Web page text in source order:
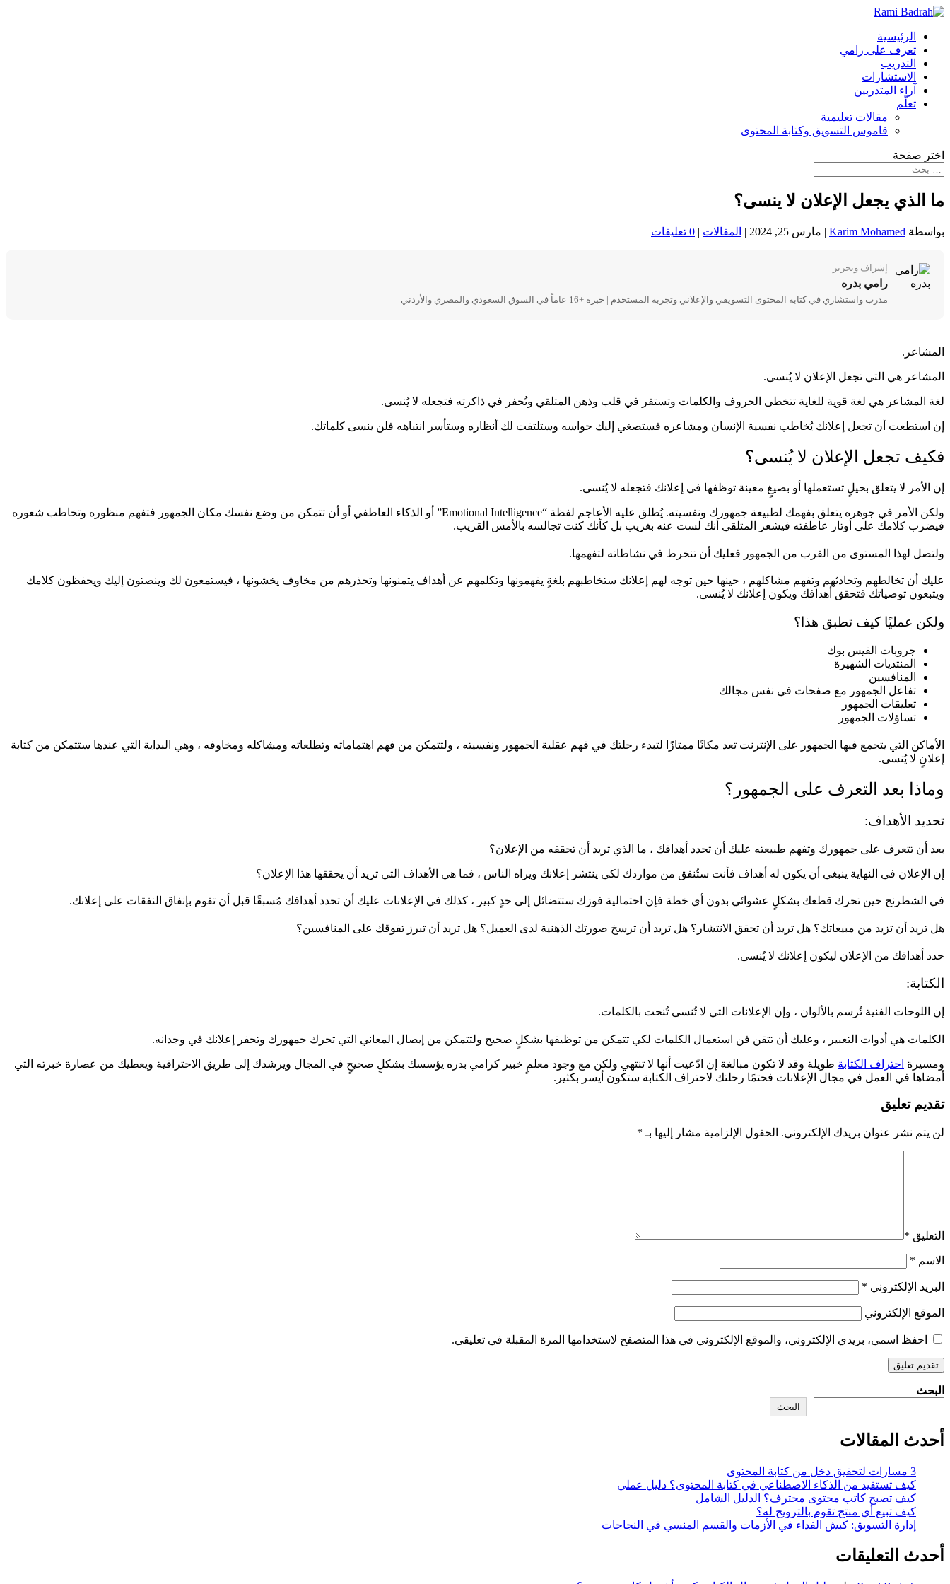
الرئيسية
تعرف على رامي
التدريب
الاستشارات
آراء المتدربين
تعلّم
مقالات تعليمية
قاموس التسويق وكتابة المحتوى
اختر صفحة
ما الذي يجعل الإعلان لا ينسى؟
بواسطة Karim Mohamed
| مارس 25, 2024 | المقالات | 0 تعليقات
إشراف وتحرير
رامي بدره
مدرب واستشاري في كتابة المحتوى التسويقي والإعلاني وتجربة المستخدم | خبرة +16 عاماً في السوق السعودي والمصري والأردني
المشاعر.
المشاعر هي التي تجعل الإعلان لا يُنسى.
لغة المشاعر هي لغة قوية للغاية تتخطى الحروف والكلمات وتستقر في قلب وذهن المتلقي وتُحفر في ذاكرته فتجعله لا يُنسى.
إن استطعت أن تجعل إعلانك يُخاطب نفسية الإنسان ومشاعره فستصغي إليك حواسه وستلتفت لك أنظاره وستأسر انتباهه فلن ينسى كلماتك.
فكيف تجعل الإعلان لا يُنسى؟
إن الأمر لا يتعلق بحيلٍ تستعملها أو بصيغٍ معينة توظفها في إعلانك فتجعله لا يُنسى.
ولكن الأمر في جوهره يتعلق بفهمك لطبيعة جمهورك ونفسيته. يُطلق عليه الأعاجم لفظة “Emotional Intelligence” أو الذكاء العاطفي أو أن تتمكن من وضع نفسك مكان الجمهور فتفهم منظوره وتخاطب شعوره
فيضرب كلامك على أوتار عاطفته فيشعر المتلقي أنك لست عنه بغريب بل كأنك كنت تجالسه بالأمس القريب.
ولتصل لهذا المستوى من القرب من الجمهور فعليك أن تنخرط في نشاطاته لتفهمها.
عليك أن تخالطهم وتحادثهم وتفهم مشاكلهم ، حينها حين توجه لهم إعلانك ستخاطبهم بلغةٍ يفهمونها وتكلمهم عن أهداف يتمنونها وتحذرهم من مخاوف يخشونها ، فيستمعون لك وينصتون إليك ويحفظون كلامك
ويتبعون توصياتك فتحقق أهدافك ويكون إعلانك لا يُنسى.
ولكن عمليًا كيف تطبق هذا؟
جروبات الفيس بوك
المنتديات الشهيرة
المنافسين
تفاعل الجمهور مع صفحات في نفس مجالك
تعليقات الجمهور
تساؤلات الجمهور
الأماكن التي يتجمع فيها الجمهور على الإنترنت تعد مكانًا ممتازًا لتبدء رحلتك في فهم عقلية الجمهور ونفسيته ، ولتتمكن من فهم اهتماماته وتطلعاته ومشاكله ومخاوفه ، وهي البداية التي عندها ستتمكن من كتابة
إعلانٍ لا يُنسى.
وماذا بعد التعرف على الجمهور؟
تحديد الأهداف:
بعد أن تتعرف على جمهورك وتفهم طبيعته عليك أن تحدد أهدافك ، ما الذي تريد أن تحققه من الإعلان؟
إن الإعلان في النهاية ينبغي أن يكون له أهداف فأنت ستُنفق من مواردك لكي ينتشر إعلانك ويراه الناس ، فما هي الأهداف التي تريد أن يحققها هذا الإعلان؟
في الشطرنج حين تحرك قطعك بشكلٍ عشوائي بدون أي خطة فإن احتمالية فوزك ستتضائل إلى حدٍ كبير ، كذلك في الإعلانات عليك أن تحدد أهدافك مُسبقًا قبل أن تقوم بإنفاق النفقات على إعلانك.
هل تريد أن تزيد من مبيعاتك؟ هل تريد أن تحقق الانتشار؟ هل تريد أن ترسخ صورتك الذهنية لدى العميل؟ هل تريد أن تبرز تفوقك على المنافسين؟
حدد أهدافك من الإعلان ليكون إعلانك لا يُنسى.
الكتابة:
إن اللوحات الفنية تُرسم بالألوان ، وإن الإعلانات التي لا تُنسى تُنحت بالكلمات.
الكلمات هي أدوات التعبير ، وعليك أن تتقن فن استعمال الكلمات لكي تتمكن من توظيفها بشكلٍ صحيح ولتتمكن من إيصال المعاني التي تحرك جمهورك وتحفر إعلانك في وجدانه.
ومسيرة احتراف الكتابة طويلة وقد لا تكون مبالغة إن ادّعيت أنها لا تنتهي ولكن مع وجود معلمٍ خبير كرامي بدره يؤسسك بشكلٍ صحيحٍ في المجال ويرشدك إلى طريق الاحترافية ويعطيك من عصارة خبرته التي
أمضاها في العمل في مجال الإعلانات فحتمًا رحلتك لاحتراف الكتابة ستكون أيسر بكثير.
تقديم تعليق
لن يتم نشر عنوان بريدك الإلكتروني. الحقول الإلزامية مشار إليها بـ *
التعليق *
الاسم *
البريد الإلكتروني *
الموقع الإلكتروني
احفظ اسمي، بريدي الإلكتروني، والموقع الإلكتروني في هذا المتصفح لاستخدامها المرة المقبلة في تعليقي.
البحث
البحث
أحدث المقالات
3 مسارات لتحقيق دخل من كتابة المحتوى
كيف تستفيد من الذكاء الاصطناعي في كتابة المحتوى؟ دليل عملي
كيف تصبح كاتب محتوى محترف؟ الدليل الشامل
كيف تبيع أي منتج تقوم بالترويج له؟
إدارة التسويق: كبش الفداء في الأزمات والقسم المنسي في النجاحات
أحدث التعليقات